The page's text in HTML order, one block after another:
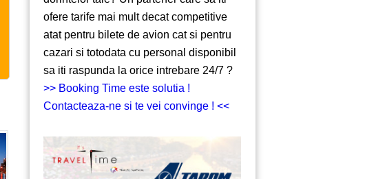
ofere tarife mai mult decat competitive
atat pentru bilete de avion cat si pentru
cazari si totodata cu personal disponibil
sa iti raspunda la orice intrebare 24/7 ?
>> Booking Time este solutia !
Contacteaza-ne si te vei convinge ! <<